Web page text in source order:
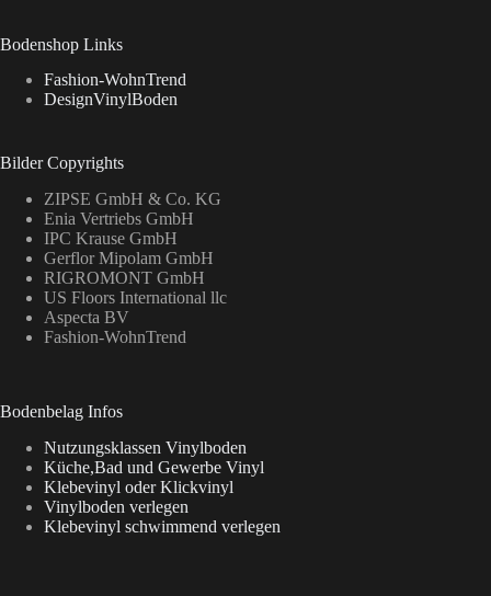
Bodenshop Links
Fashion-WohnTrend
DesignVinylBoden
Bilder Copyrights
ZIPSE GmbH & Co. KG
Enia Vertriebs GmbH
IPC Krause GmbH
Gerflor Mipolam GmbH
RIGROMONT GmbH
US Floors International llc
Aspecta BV
Fashion-WohnTrend
Bodenbelag Infos
Nutzungsklassen Vinylboden
Küche,Bad und Gewerbe Vinyl
Klebevinyl oder Klickvinyl
Vinylboden verlegen
Klebevinyl schwimmend verlegen